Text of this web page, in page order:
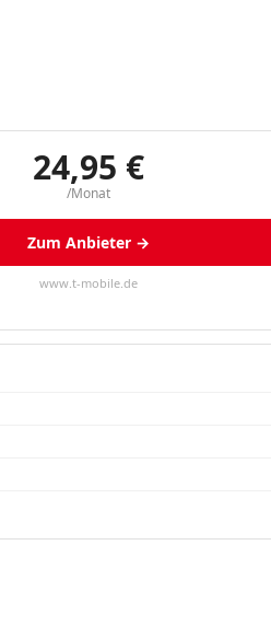
24,95 €
/Monat
Zum Anbieter →
www.t-mobile.de